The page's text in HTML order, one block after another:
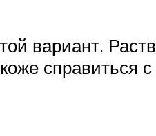
вариант.
справиться